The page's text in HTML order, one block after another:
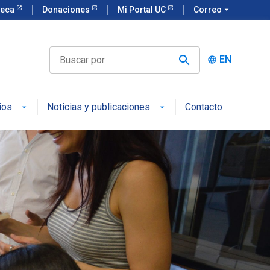
Donaciones Mi Portal UC Correo arrow_drop_down
language EN
Noticias y publicaciones Contacto